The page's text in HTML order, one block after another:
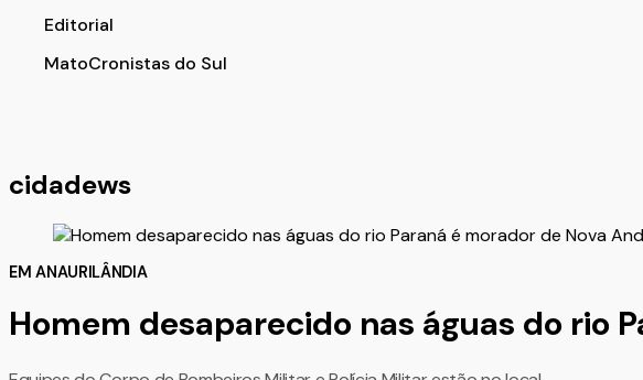
Editorial
MatoCronistas do Sul
cidadews
EM ANAURILÂNDIA
Homem desaparecido nas águas do rio